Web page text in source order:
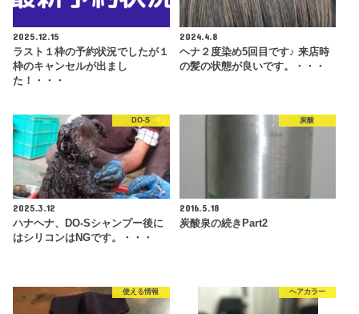
2025.12.15
ラスト１枠の予約状況でしたが１
枠のキャンセルが出まし
た！・・・
2024.4.8
ヘナ２度染め5回目です♪ 来店時
の髪の状態が良いです。・・・
DO-S
2025.3.12
ハナヘナ、DO-Sシャンプー後に
はシリコンはNGです。・・・
炭酸
2016.5.18
炭酸泉の続きPart2
使える情報 ヘアカラー